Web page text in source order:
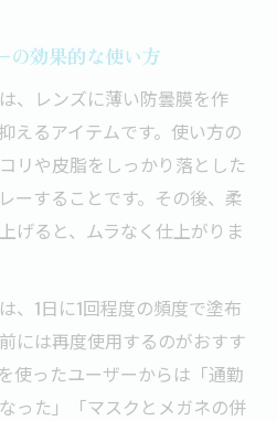
の効果的な使い方
、レンズに薄い防曇膜を作
えるアイテムです。使い方の
リや皮脂をしっかり落とした
ーすることです。その後、柔
げると、ムラなく仕上がりま
、1日に1回程度の頻度で塗布
には再度使用するのがおすす
使ったユーザーからは「通勤
った」「マスクとメガネの併